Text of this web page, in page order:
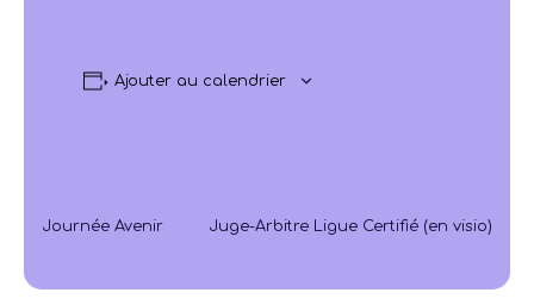
Ajouter au calendrier
Journée Avenir Juge-Arbitre Ligue Certifié (en visio)